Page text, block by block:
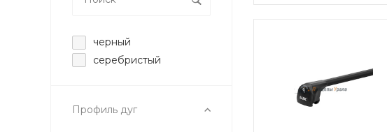
черный
серебристый
Профиль дуг